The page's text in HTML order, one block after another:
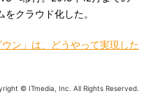
クラウド化した。
ウン」は、どうやって実現した
© ITmedia, Inc. All Rights Reserved.